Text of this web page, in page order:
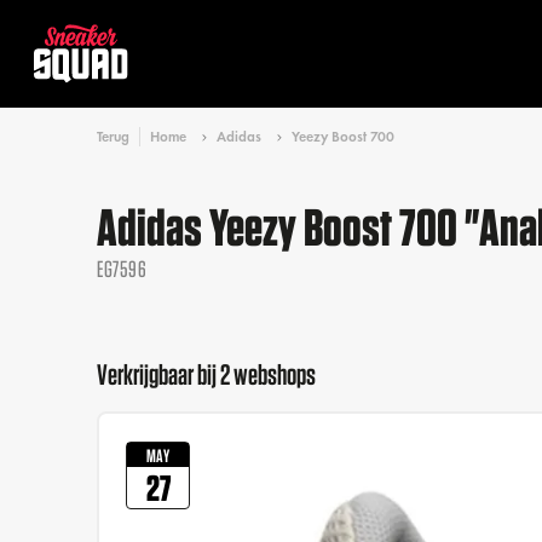
Terug Home Adidas Yeezy Boost 700
Adidas Yeezy Boost 700
EG7596
Verkrijgbaar bij 2 webshops
MAY
27